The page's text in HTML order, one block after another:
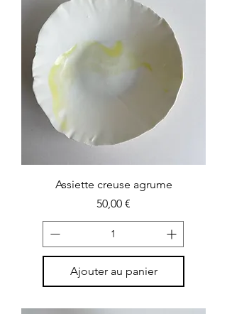
Assiette creuse agrume
Prix
50,00 €
Ajouter au panier